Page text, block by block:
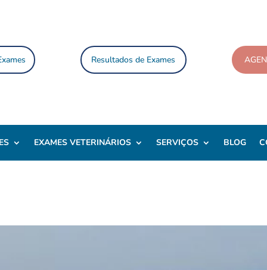
Resultados de Exames
EXAMES VETERINÁRIOS SERVIÇOS BLOG